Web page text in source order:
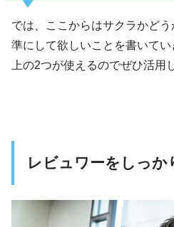
では、ここからはサクラかど
準にして欲しいことを書いて
上の2つが使えるのでぜひ活用
レビュワーをしっか